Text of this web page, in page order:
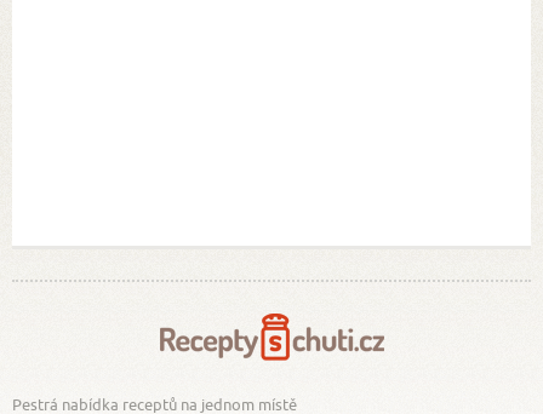
Pestrá nabídka receptů na jednom místě